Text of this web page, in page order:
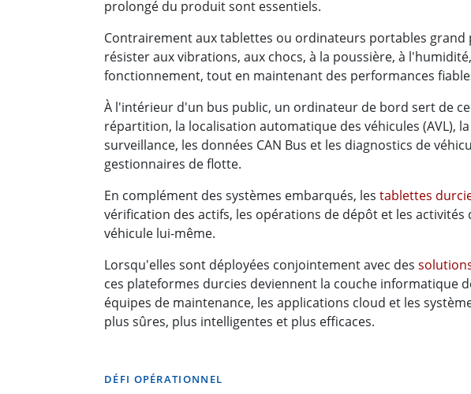
prolongé du produit sont essentiels.
Contrairement aux tablettes ou ordinateurs portables
résister aux vibrations, aux chocs, à la poussière, à
fonctionnement, tout en maintenant des performances
À l'intérieur d'un bus public, un ordinateur de bord sert de
répartition, la localisation automatique des véhicules (AVL),
surveillance, les données CAN Bus et les diagnostics de
gestionnaires de flotte.
En complément des systèmes embarqués, les tablettes
vérification des actifs, les opérations de dépôt et les
véhicule lui-même.
Lorsqu'elles sont déployées conjointement avec des
ces plateformes durcies deviennent la couche informatique
équipes de maintenance, les applications cloud et les
plus sûres, plus intelligentes et plus efficaces.
DÉFI OPÉRATIONNEL